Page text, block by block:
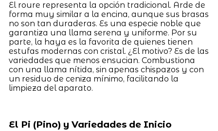
El roure representa la opción tradicional. Arde de
forma muy similar a la encina, aunque sus brasas
no son tan duraderas. Es una especie noble que
garantiza una llama serena y uniforme. Por su
parte, la haya es la favorita de quienes tienen
estufas modernas con cristal. ¿El motivo? Es de las
variedades que menos ensucian. Combustiona
con una llama nítida, sin apenas chispazos y con
un residuo de ceniza mínimo, facilitando la
limpieza del aparato.
El Pi (Pino) y Variedades de Inicio